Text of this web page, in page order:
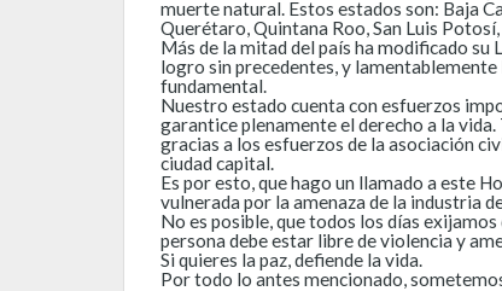
muerte natural. Estos estados son: Baja
Querétaro, Quintana Roo, San Luis
Más de la mitad del país ha modificado su
logro sin precedentes, y
fundamental.
Nuestro estado cuenta con esfuerzos
garantice plenamente el derecho a la
gracias a los esfuerzos de la asociación
ciudad capital.
Es por esto, que hago un llamado a este
vulnerada por la amenaza de la industria
No es posible, que todos los días
persona debe estar libre de violencia y
Si quieres la paz, defiende la vida.
Por todo lo antes mencionado,